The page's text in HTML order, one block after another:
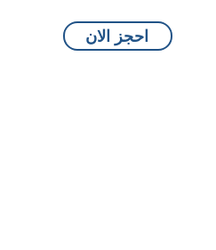
احجز الان